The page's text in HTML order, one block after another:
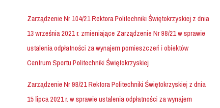
Zarządzenie Nr 104/21 Rektora Politechniki Świętokrzyskiej z dnia
13 września 2021 r. zmieniające Zarządzenie Nr 98/21 w sprawie
ustalenia odpłatności za wynajem pomieszczeń i obiektów
Centrum Sportu Politechniki Świętokrzyskiej
Zarządzenie Nr 98/21 Rektora Politechniki Świętokrzyskiej z dnia
15 lipca 2021 r. w sprawie ustalenia odpłatności za wynajem